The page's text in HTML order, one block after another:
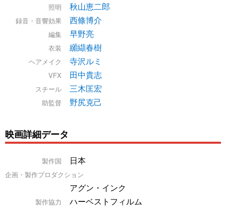
照明 秋山恵二郎
録音・音響効果 西條博介
編集 早野亮
衣装 纐纈春樹
ヘアメイク 寺沢ルミ
VFX 田中貴志
スチール 三木匡宏
助監督 野尻克己
映画詳細データ
製作国 日本
企画・製作プロダクション
アグン・インク
製作協力 ハーベストフィルム